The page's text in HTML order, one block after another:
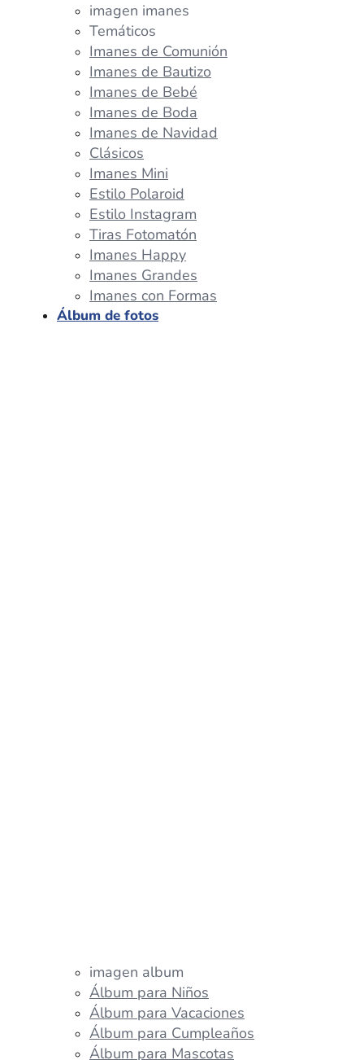
imagen imanes
Temáticos
Imanes de Comunión
Imanes de Bautizo
Imanes de Bebé
Imanes de Boda
Imanes de Navidad
Clásicos
Imanes Mini
Estilo Polaroid
Estilo Instagram
Tiras Fotomatón
Imanes Happy
Imanes Grandes
Imanes con Formas
Álbum de fotos
imagen album
Álbum para Niños
Álbum para Vacaciones
Álbum para Cumpleaños
Álbum para Mascotas